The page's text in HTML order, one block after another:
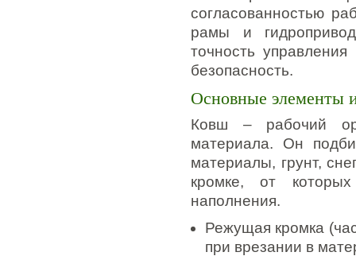
согласованностью
рамы и
точность
безопасность.
Основные элементы
Ковш – рабочий
материала. Он
материалы, грунт,
кромке, от
наполнения.
Режущая кромка
при врезании в